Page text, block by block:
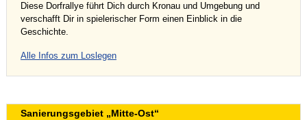
Diese Dorfrallye führt Dich durch Kronau und Umgebung und
verschafft Dir in spielerischer Form einen Einblick in die
Geschichte.
Alle Infos zum Loslegen
Sanierungsgebiet „Mitte-Ost“